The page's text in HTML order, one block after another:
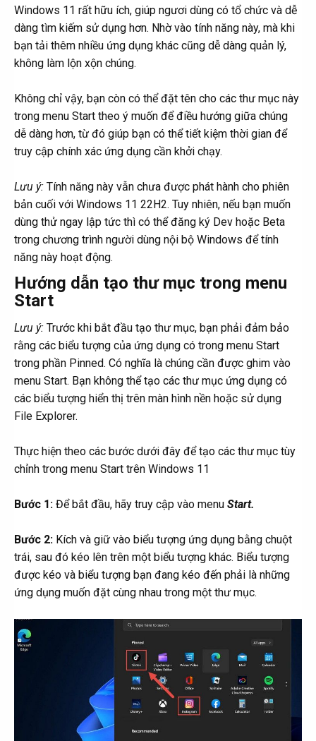
Windows 11 rất hữu ích, giúp ngươi dùng có tổ chức và dễ
dàng tìm kiếm sử dụng hơn. Nhờ vào tính năng này, mà khi
bạn tải thêm nhiều ứng dụng khác cũng dễ dàng quản lý,
không làm lộn xộn chúng.
Không chỉ vậy, bạn còn có thể đặt tên cho các thư mục này
trong menu Start theo ý muốn để điều hướng giữa chúng
dễ dàng hơn, từ đó giúp bạn có thể tiết kiệm thời gian để
truy cập chính xác ứng dụng cần khởi chạy.
Lưu ý: Tính năng này vẫn chưa được phát hành cho phiên
bản cuối với Windows 11 22H2. Tuy nhiên, nếu bạn muốn
dùng thử ngay lập tức thì có thể đăng ký Dev hoặc Beta
trong chương trình người dùng nội bộ Windows để tính
năng này hoạt động.
Hướng dẫn tạo thư mục trong menu
Start
Lưu ý: Trước khi bắt đầu tạo thư mục, bạn phải đảm bảo
rằng các biểu tượng của ứng dụng có trong menu Start
trong phần Pinned. Có nghĩa là chúng cần được ghim vào
menu Start. Bạn không thể tạo các thư mục ứng dụng có
các biểu tượng hiển thị trên màn hình nền hoặc sử dụng
File Explorer.
Thực hiện theo các bước dưới đây để tạo các thư mục tùy
chỉnh trong menu Start trên Windows 11
Bước 1: Để bắt đầu, hãy truy cập vào menu Start.
Bước 2: Kích và giữ vào biểu tượng ứng dụng bằng chuột
trái, sau đó kéo lên trên một biểu tượng khác. Biểu tượng
được kéo và biểu tượng bạn đang kéo đến phải là những
ứng dụng muốn đặt cùng nhau trong một thư mục.